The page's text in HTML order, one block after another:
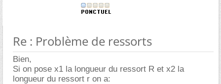
Re : Problème de ressorts
Bien,
Si on pose x1 la longueur du ressort R et x2 la
longueur du ressort r on a: